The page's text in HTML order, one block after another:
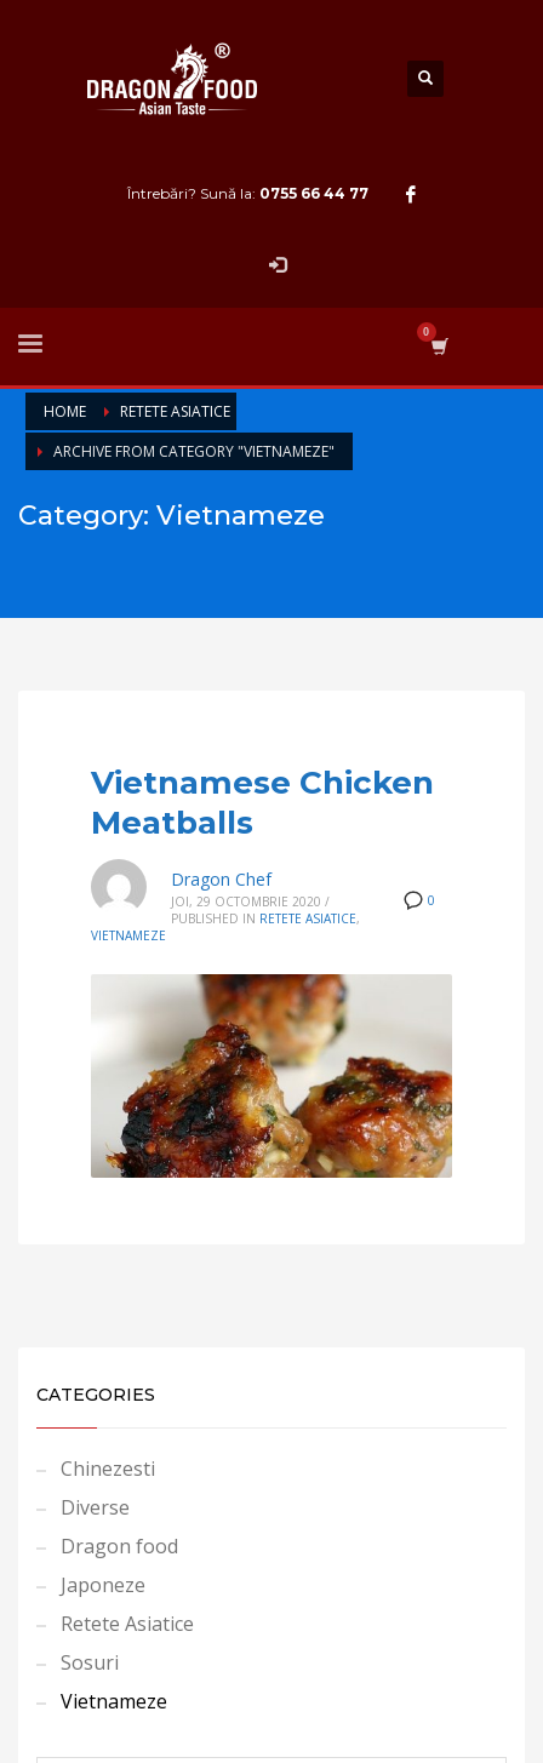
Întrebări? Sună la: 0755 66 44 77
HOME
RETETE ASIATICE
ARCHIVE FROM CATEGORY "VIETNAMEZE"
Category: Vietnameze
Vietnamese Chicken
Meatballs
0
Dragon Chef
JOI, 29 OCTOMBRIE 2020 /
PUBLISHED IN RETETE ASIATICE,
VIETNAMEZE
CATEGORIES
Chinezesti
Diverse
Dragon food
Japoneze
Retete Asiatice
Sosuri
Vietnameze